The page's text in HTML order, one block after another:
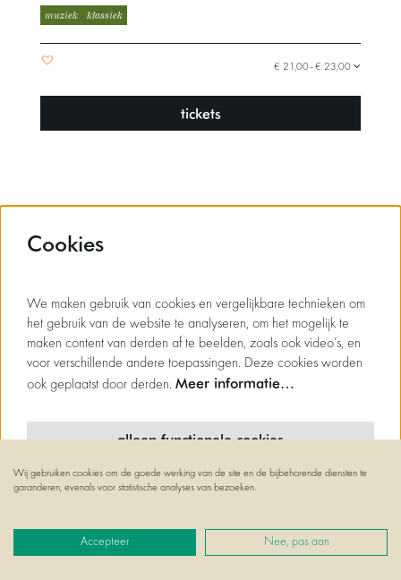
muziek klassiek
€ 21,00–€ 23,00
tickets
contact
vacatures
Heilig-Kruisplein, 1050 Elsene
02/641.10.20
Cookies
We maken gebruik van cookies en vergelijkbare technieken om
het gebruik van de website te analyseren, om het mogelijk te
maken content van derden af te beelden, zoals ook video’s, en
voor verschillende andere toepassingen. Deze cookies worden
ook geplaatst door derden. Meer informatie…
alleen functionele cookies
minimale cookies
alle cookies
Wij gebruiken cookies om de goede werking van de site en de bijbehorende diensten te
garanderen, evenals voor statistische analyses van bezoeken.
Accepteer Nee, pas aan